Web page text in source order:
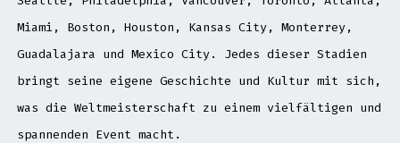
Miami, Boston, Houston, Kansas City, Monterrey,
Guadalajara und Mexico City. Jedes dieser Stadien
bringt seine eigene Geschichte und Kultur mit sich,
was die Weltmeisterschaft zu einem vielfältigen und
spannenden Event macht.